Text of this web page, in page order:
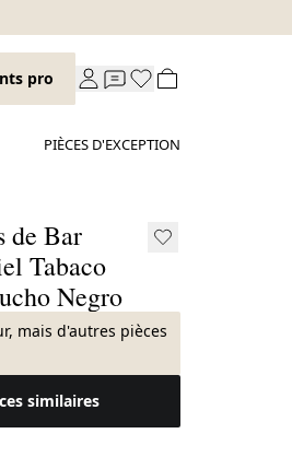
pro
PIÈCES D'EXCEPTION
de Bar
Tabaco
Negro
mais d'autres pièces
similaires